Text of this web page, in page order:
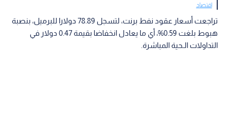
اقتصاد
تراجعت أسعار عقود نفط برنت، لتسجل 78.89 دولارا للبرميل، بنصبة
هبوط بلغت 0.59%، أي ما يعادل انخفاضا بقيمة 0.47 دولار في
التداولات الـحية المباشرة.